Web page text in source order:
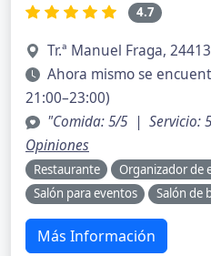
4.7
Tr.ª Manuel Fraga,
Ahora mismo se
21:00–23:00)
"Comida: 5/5 | Servicio:
Opiniones
Restaurante
Organizador de
Salón para eventos
Salón de
Más Información